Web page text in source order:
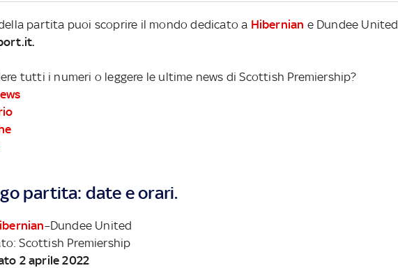
partita puoi scoprire il mondo dedicato a Hibernian e Dundee United
tutti i numeri o leggere le ultime news di Scottish Premiership?
partita: date e orari.
–Dundee United
Scottish Premiership
2 aprile 2022